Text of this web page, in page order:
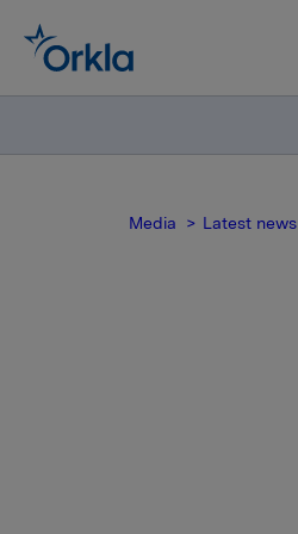
Media Latest news